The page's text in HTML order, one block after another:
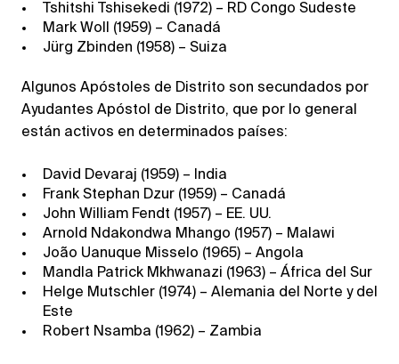
Tshitshi Tshisekedi (1972) – RD Congo Sudeste
Mark Woll (1959) – Canadá
Jürg Zbinden (1958) – Suiza
Algunos Apóstoles de Distrito son secundados por
Ayudantes Apóstol de Distrito, que por lo general
están activos en determinados países:
David Devaraj (1959) – India
Frank Stephan Dzur (1959) – Canadá
John William Fendt (1957) – EE. UU.
Arnold Ndakondwa Mhango (1957) – Malawi
João Uanuque Misselo (1965) – Angola
Mandla Patrick Mkhwanazi (1963) – África del Sur
Helge Mutschler (1974) – Alemania del Norte y del
Este
Robert Nsamba (1962) – Zambia